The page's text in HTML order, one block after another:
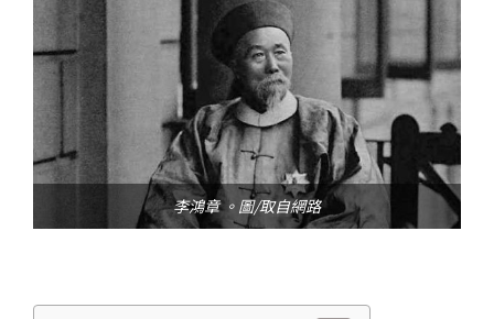
李鴻章 。圖/取自網路